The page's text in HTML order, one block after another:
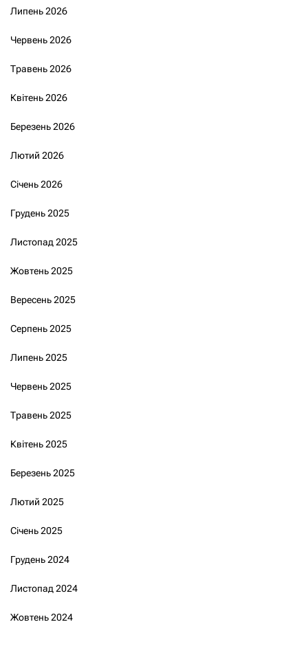
Липень 2026
Червень 2026
Травень 2026
Квітень 2026
Березень 2026
Лютий 2026
Січень 2026
Грудень 2025
Листопад 2025
Жовтень 2025
Вересень 2025
Серпень 2025
Липень 2025
Червень 2025
Травень 2025
Квітень 2025
Березень 2025
Лютий 2025
Січень 2025
Грудень 2024
Листопад 2024
Жовтень 2024